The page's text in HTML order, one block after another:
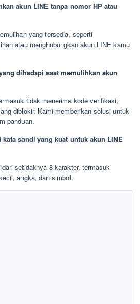
akun LINE tanpa nomor HP atau
yang tersedia, seperti
atau menghubungkan akun LINE kamu
dihadapi saat memulihkan akun
tidak menerima kode verifikasi,
diblokir. Kami memberikan solusi untuk
panduan.
kata sandi yang kuat untuk akun LINE
setidaknya 8 karakter, termasuk
angka, dan simbol.